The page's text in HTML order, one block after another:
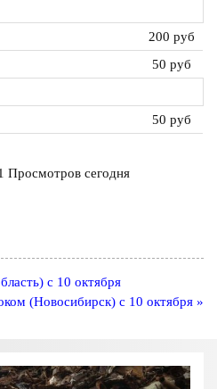
200 руб
50 руб
50 руб
Просмотров сегодня
с 10 октября
(Новосибирск) с 10 октября »